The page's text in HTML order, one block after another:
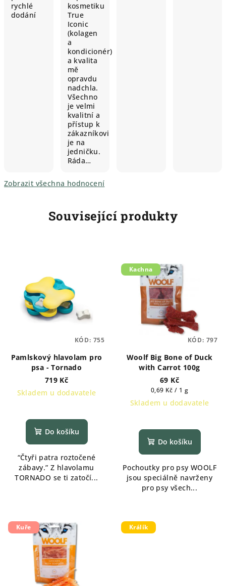
rychlé
dodání
kosmetiku
True
Iconic
(kolagen
a
kondicionér)
a kvalita
mě
opravdu
nadchla.
Všechno
je velmi
kvalitní a
přístup k
zákazníkovi
je na
jedničku.
Ráda…
Zobrazit všechna hodnocení
Související produkty
Pamlskový hlavolam pro
psa - Tornado
719 Kč
Skladem u dodavatele
Do košíku
“Čtyři patra roztočené
zábavy.” Z hlavolamu
TORNADO se ti zatočí...
KÓD: 755
Kachna
Woolf Big Bone of Duck
with Carrot 100g
69 Kč
Měrná
cena:
0,69 Kč / 1 g
Skladem u dodavatele
Do košíku
Pochoutky pro psy WOOLF
jsou speciálně navrženy
pro psy všech...
KÓD: 797
Kuře Králík